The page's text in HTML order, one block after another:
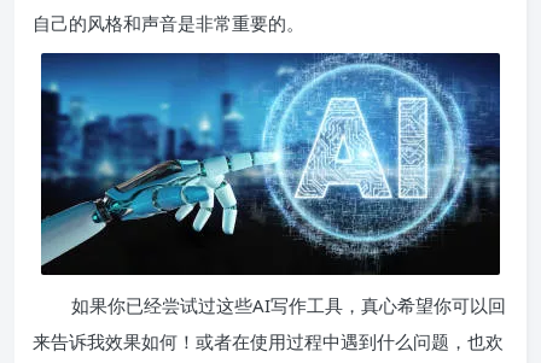
自己的风格和声音是非常重要的。
如果你已经尝试过这些AI写作工具，真心希望你可以回
来告诉我效果如何！或者在使用过程中遇到什么问题，也欢